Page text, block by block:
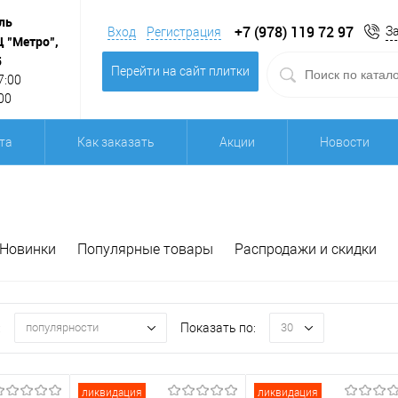
"Метро",
Вход Регистрация +7 (978) 119 72 97
Перейти на сайт плитки
Как заказать Акции Новости
Новинки Популярные товары Распродажи и скидки
популярности Показать по: 30
ликвидация ликвидация